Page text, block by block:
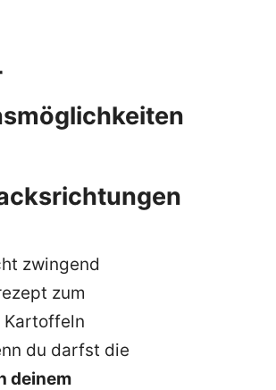
zwingend
zum
Kartoffeln
du darfst die
deinem